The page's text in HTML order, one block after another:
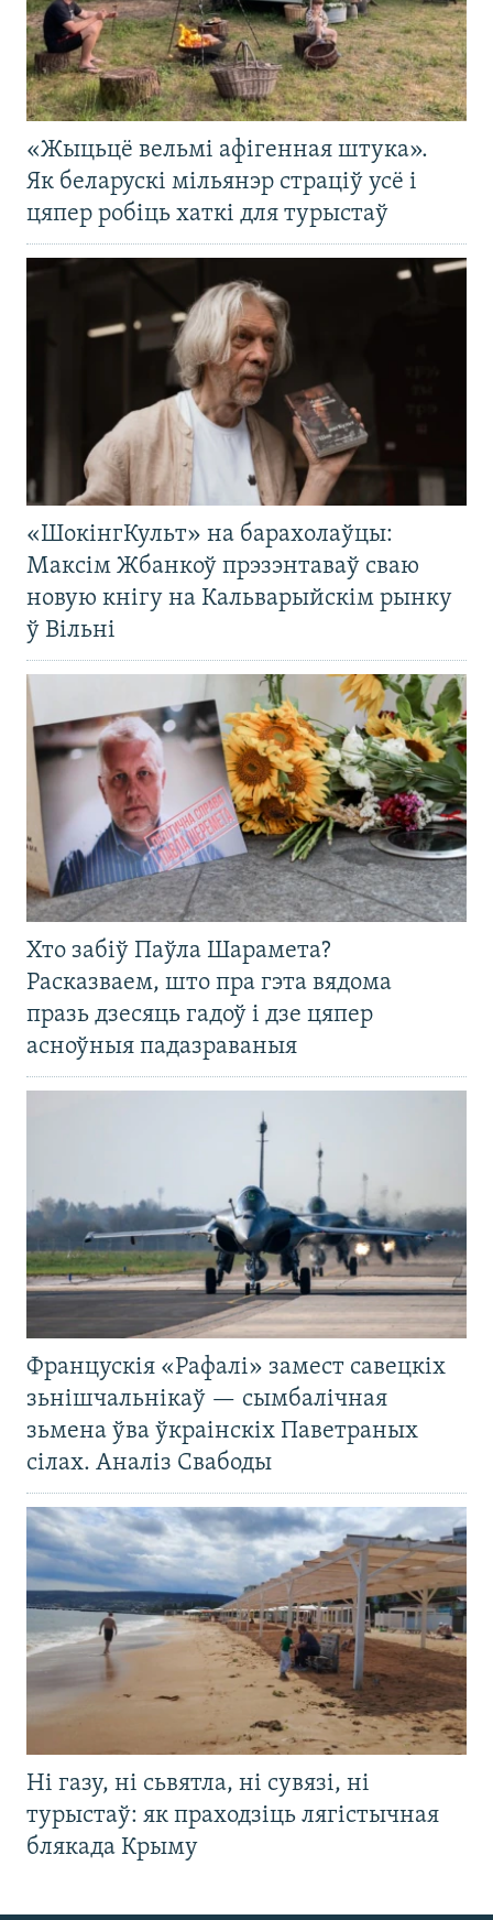
«Жыцьцё вельмі афігенная штука».
Як беларускі мільянэр страціў усё і
цяпер робіць хаткі для турыстаў
«ШокінгКульт» на барахолаўцы:
Максім Жбанкоў прэзэнтаваў сваю
новую кнігу на Кальварыйскім рынку
ў Вільні
Хто забіў Паўла Шарамета?
Расказваем, што пра гэта вядома
празь дзесяць гадоў і дзе цяпер
асноўныя падазраваныя
Францускія «Рафалі» замест савецкіх
зьнішчальнікаў — сымбалічная
зьмена ўва ўкраінскіх Паветраных
сілах. Аналіз Свабоды
Ні газу, ні сьвятла, ні сувязі, ні
турыстаў: як праходзіць лягістычная
блякада Крыму